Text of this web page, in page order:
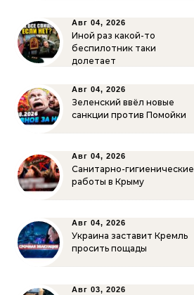
Авг 04, 2026
Иной раз какой-то
беспилотник таки
долетает
Авг 04, 2026
Зеленский ввёл новые
санкции против Помойки
Авг 04, 2026
Санитарно-гигиенические
работы в Крыму
Авг 04, 2026
Украина заставит Кремль
просить пощады
Авг 03, 2026